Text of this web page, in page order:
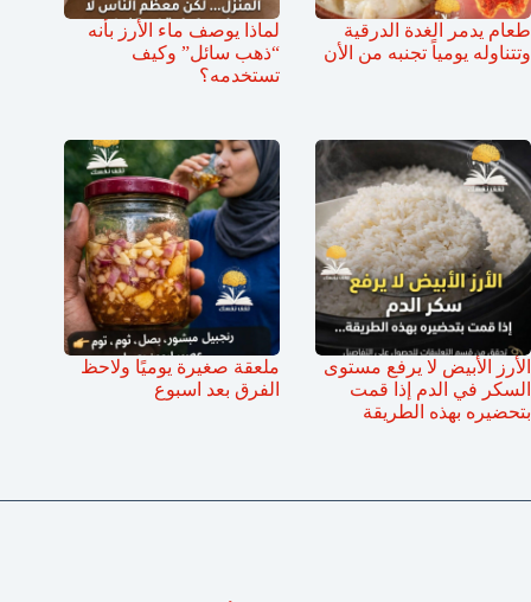
طعام يدمر الغدة الدرقية
وتتناوله يومياً تجنبه من الأن
لماذا يوصف ماء الأرز بأنه
“ذهب سائل” وكيف
تستخدمه؟
الأرز الأبيض لا يرفع مستوى
السكر في الدم إذا قمت
بتحضيره بهذه الطريقة
ملعقة صغيرة يوميًا ولاحظ
الفرق بعد اسبوع